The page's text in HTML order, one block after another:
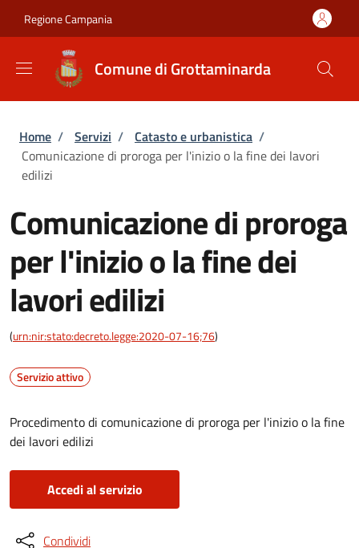
Regione Campania
Comune di Grottaminarda
Briciole di pane
Home / Servizi / Catasto e urbanistica /
Comunicazione di proroga per l'inizio o la fine dei lavori
edilizi
Comunicazione di proroga
per l'inizio o la fine dei
lavori edilizi
(urn:nir:stato:decreto.legge:2020-07-16;76)
Servizio attivo
Procedimento di comunicazione di proroga per l'inizio o la fine
dei lavori edilizi
Accedi al servizio
Condividi